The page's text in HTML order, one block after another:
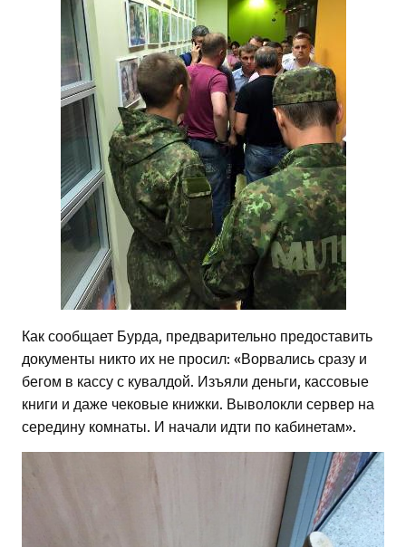
Как сообщает Бурда, предварительно предоставить
документы никто их не просил: «Ворвались сразу и
бегом в кассу с кувалдой. Изъяли деньги, кассовые
книги и даже чековые книжки. Выволокли сервер на
середину комнаты. И начали идти по кабинетам».